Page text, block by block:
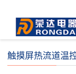
触摸屏热流道温